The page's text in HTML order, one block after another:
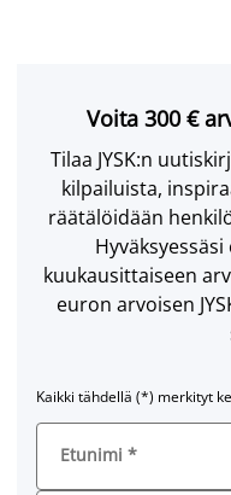
Voita 300 €
Tilaa JYSK:n
kilpailuista,
räätälöidään
kuukausittaiseen
euron arvoisen
Kaikki tähdellä (*) merkityt
Etunimi *